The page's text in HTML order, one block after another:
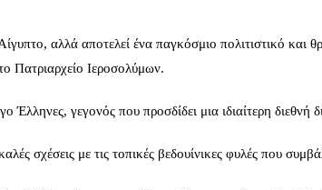
αλλά αποτελεί ένα παγκόσμιο πολιτιστικό και
Πατριαρχείο Ιεροσολύμων.
Έλληνες, γεγονός που προσδίδει μια ιδιαίτερη διεθνή
σχέσεις με τις τοπικές βεδουίνικες φυλές που